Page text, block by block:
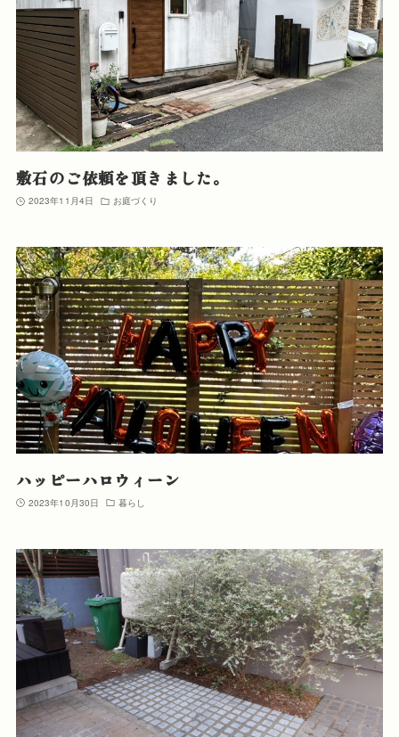
敷石のご依頼を頂きました。
2023年11月4日 お庭づくり
ハッピーハロウィーン
2023年10月30日 暮らし